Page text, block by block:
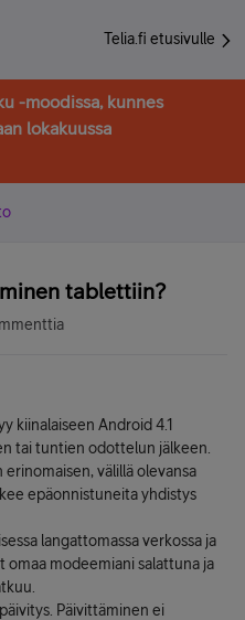
Telia.fi etusivulle
-moodissa, kunnes
lokakuussa
tablettiin?
kiinalaiseen Android 4.1
tai tuntien odottelun jälkeen.
välillä olevansa
epäonnistuneita yhdistys
langattomassa verkossa ja
modeemiani salattuna ja
Päivittäminen ei